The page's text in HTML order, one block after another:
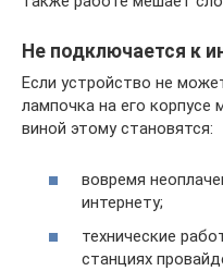
Не подключается к
Если устройство не
лампочка на его
виной этому становятся:
вовремя
интернету;
технические
станциях